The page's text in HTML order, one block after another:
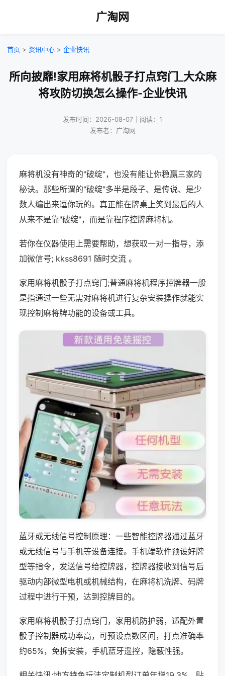
广淘网
首页 > 资讯中心 > 企业快讯
所向披靡!家用麻将机骰子打点窍门_大众麻
将攻防切换怎么操作-企业快讯
发布时间：2026-08-07｜阅读：1
发布者：广淘网
麻将机没有神奇的"破绽"，也没有能让你稳赢三家的
秘诀。那些所谓的"破绽"多半是段子、是传说、是少
数人编出来逗你玩的。真正能在牌桌上笑到最后的人
从来不是靠"破绽"，而是靠程序控牌麻将机。
若你在仪器使用上需要帮助，想获取一对一指导，添
加微信号; kkss8691 随时交流 。
家用麻将机骰子打点窍门;普通麻将机程序控牌器一般
是指通过一些无需对麻将机进行复杂安装操作就能实
现控制麻将牌功能的设备或工具。
蓝牙或无线信号控制原理：一些智能控牌器通过蓝牙
或无线信号与手机等设备连接。手机端软件预设好牌
型等指令，发送信号给控牌器，控牌器接收到信号后
驱动内部微型电机或机械结构，在麻将机洗牌、码牌
过程中进行干预，达到控牌目的。
家用麻将机骰子打点窍门，家用机防护弱，适配外置
骰子控制器成功率高，可预设点数区间，打点准确率
约65%，免拆安装，手机蓝牙遥控，隐蔽性强。